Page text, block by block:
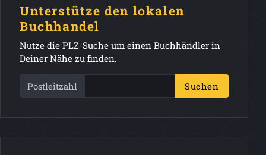
Unterstütze den lokalen
Buchhandel
Nutze die PLZ-Suche um einen Buchhändler in
Deiner Nähe zu finden.
Postleitzahl Suchen